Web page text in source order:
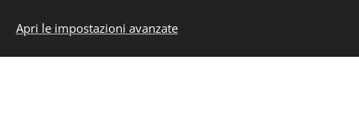
Apri le impostazioni avanzate